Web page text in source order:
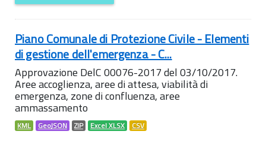
Piano Comunale di Protezione Civile - Elementi
di gestione dell'emergenza - C...
Approvazione DelC 00076-2017 del 03/10/2017.
Aree accoglienza, aree di attesa, viabilità di
emergenza, zone di confluenza, aree
ammassamento
KML GeoJSON ZIP Excel XLSX CSV